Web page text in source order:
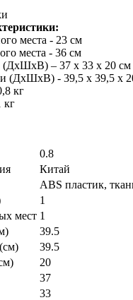
места - 23 см
места - 36 см
– 37 х 33 х 20 см
(ДхШхВ) - 39,5 х 39,5 х
кг
кг
0.8
Китай
ABS пластик,
1
мест 1
39.5
39.5
20
37
33